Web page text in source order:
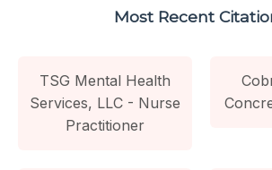
Most Recent
TSG Mental Health
Services, LLC - Nurse
Practitioner